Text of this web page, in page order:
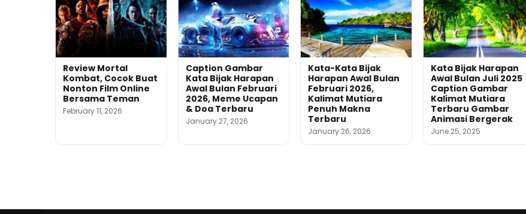
Review Mortal
Kombat, Cocok Buat
Nonton Film Online
Bersama Teman
February 11, 2026
Caption Gambar
Kata Bijak Harapan
Awal Bulan Februari
2026, Meme Ucapan
& Doa Terbaru
January 27, 2026
Kata-Kata Bijak
Harapan Awal Bulan
Februari 2026,
Kalimat Mutiara
Penuh Makna
Terbaru
January 26, 2026
Kata Bijak Harapan
Awal Bulan Juli 2025
Caption Gambar
Kalimat Mutiara
Terbaru Gambar
Animasi Bergerak
June 25, 2025